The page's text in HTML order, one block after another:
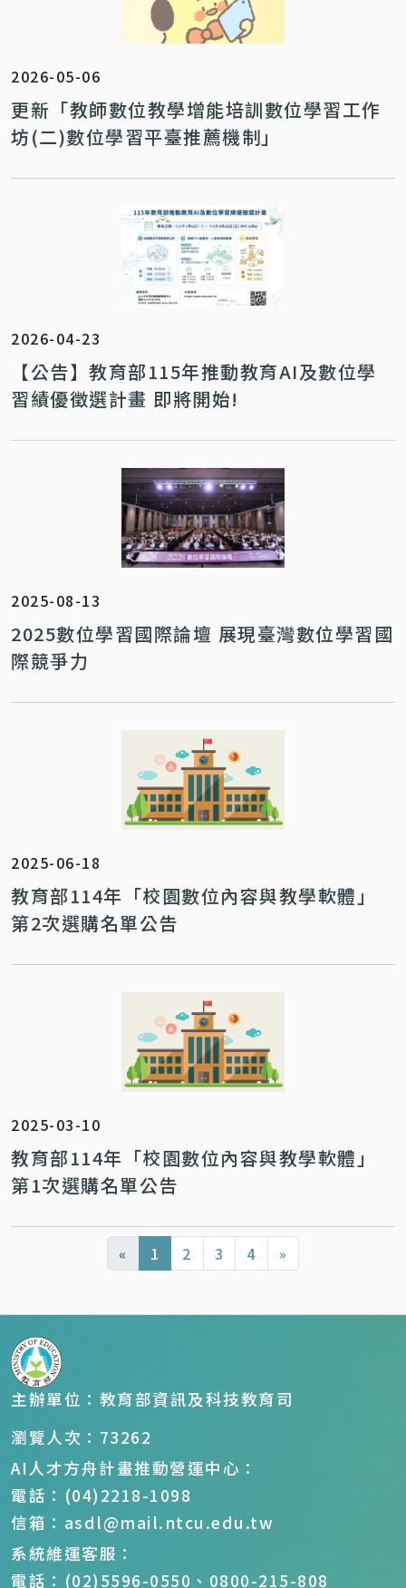
2026-05-06
更新「教師數位教學增能培訓數位學習工作
坊(二)數位學習平臺推薦機制」
2026-04-23
【公告】教育部115年推動教育AI及數位學
習績優徵選計畫 即將開始!
2025-08-13
2025數位學習國際論壇 展現臺灣數位學習國
際競爭力
2025-06-18
教育部114年「校園數位內容與教學軟體」
第2次選購名單公告
2025-03-10
教育部114年「校園數位內容與教學軟體」
第1次選購名單公告
« 1 2 3 4 »
主辦單位：教育部資訊及科技教育司
瀏覽人次：73262
AI人才方舟計畫推動營運中心：
電話：(04)2218-1098
信箱：asdl@mail.ntcu.edu.tw
系統維運客服：
電話：(02)5596-0550、0800-215-808